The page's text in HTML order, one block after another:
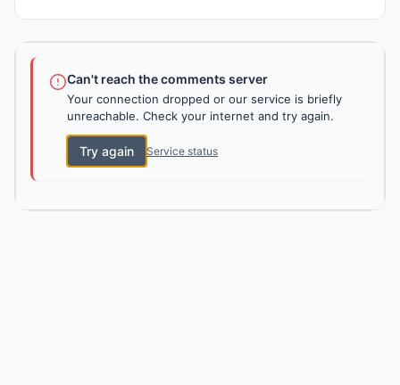
Can't reach the comments server
Your connection dropped or our service is briefly
unreachable. Check your internet and try again.
Try again Service status